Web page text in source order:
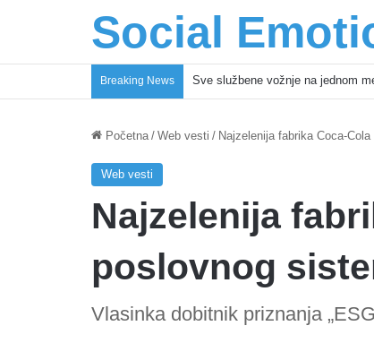
Social
Breaking News Sve službene vožnje na jednom
Početna / Web vesti / Najzelenija fabrika Coca-
Web vesti
Najzelenija
poslovnog
Vlasinka dobitnik priznanja